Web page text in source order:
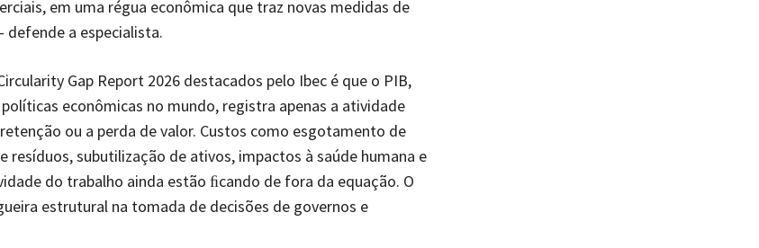
em uma régua econômica que traz novas medidas de
a especialista.
Gap Report 2026 destacados pelo Ibec é que o PIB,
econômicas no mundo, registra apenas a atividade
ou a perda de valor. Custos como esgotamento de
resíduos, subutilização de ativos, impactos à saúde humana e
do trabalho ainda estão ﬁcando de fora da equação. O
estrutural na tomada de decisões de governos e